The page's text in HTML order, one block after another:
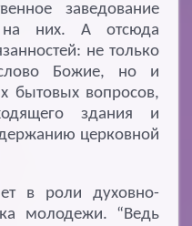
заведование
на них. А отсюда
не только
Божие, но и
бытовых вопросов,
здания и
церковной
в роли духовно-
молодежи. “Ведь